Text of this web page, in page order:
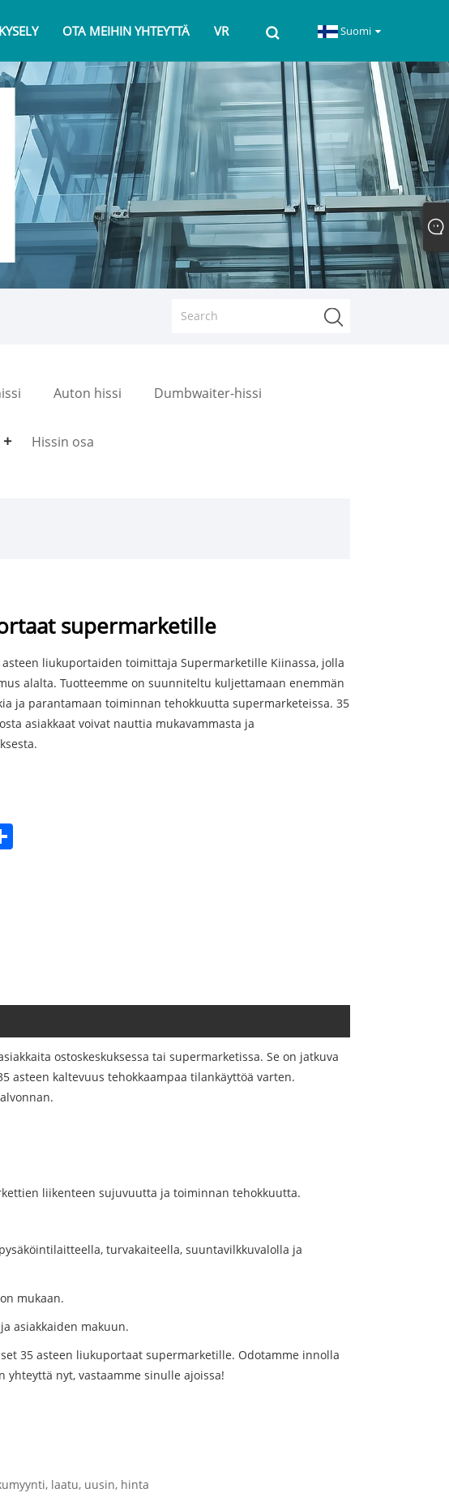
OTA MEIHIN YHTEYTTÄ VR Suomi
Auton hissi Dumbwaiter-hissi
Hissin osa
supermarketille
liukuportaiden toimittaja Supermarketille Kiinassa, jolla
alalta. Tuotteemme on suunniteltu kuljettamaan enemmän
ja parantamaan toiminnan tehokkuutta supermarketeissa. 35
asiakkaat voivat nauttia mukavammasta ja
ostoskeskuksessa tai supermarketissa. Se on jatkuva
asteen kaltevuus tehokkaampaa tilankäyttöä varten.
liikenteen sujuvuutta ja toiminnan tehokkuutta.
turvakaiteella, suuntavilkkuvalolla ja
mukaan.
asiakkaiden makuun.
35 asteen liukuportaat supermarketille. Odotamme innolla
yhteyttä nyt, vastaamme sinulle ajoissa!
laatu, uusin, hinta